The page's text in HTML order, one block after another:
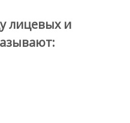
лицевых и